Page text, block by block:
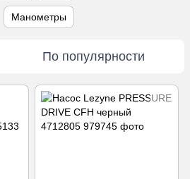
Манометры
По популярности